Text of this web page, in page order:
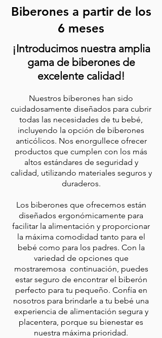
Biberones a partir de los
6 meses
¡Introducimos nuestra amplia
gama de biberones de
excelente calidad!
Nuestros biberones han sido
cuidadosamente diseñados para cubrir
todas las necesidades de tu bebé,
incluyendo la opción de biberones
anticólicos. Nos enorgullece ofrecer
productos que cumplen con los más
altos estándares de seguridad y
calidad, utilizando materiales seguros y
duraderos.
Los biberones que ofrecemos están
diseñados ergonómicamente para
facilitar la alimentación y proporcionar
la máxima comodidad tanto para el
bebé como para los padres. Con la
variedad de opciones que
mostraremosa continuación, puedes
estar seguro de encontrar el biberón
perfecto para tu pequeño. Confía en
nosotros para brindarle a tu bebé una
experiencia de alimentación segura y
placentera, porque su bienestar es
nuestra máxima prioridad.